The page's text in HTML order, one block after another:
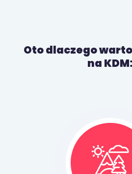
Oto dlaczego
na KDM: